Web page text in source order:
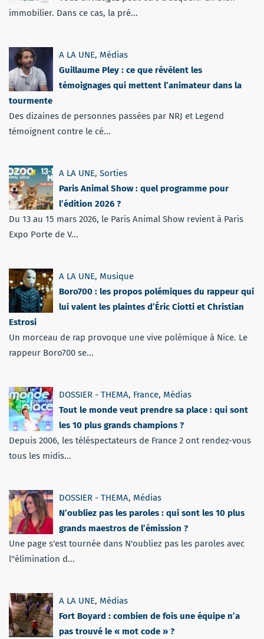
immobilier. Dans ce cas, la pré...
A LA UNE, Médias
Guillaume Pley : ce que révèlent les
témoignages qui mettent l’animateur dans la
tourmente
Des dizaines de personnes passées par NRJ et Legend
témoignent contre le cé...
A LA UNE, Sorties
Paris Animal Show : quel programme pour
l’édition 2026 ?
Du 13 au 15 mars 2026, le Paris Animal Show revient à Paris
Expo Porte de V...
A LA UNE, Musique
Boro700 : les propos polémiques du rappeur qui
lui valent les plaintes d’Éric Ciotti et Christian
Estrosi
Un morceau de rap provoque une vive polémique à Nice. Le
rappeur Boro700 se...
DOSSIER - THEMA, France, Médias
Tout le monde veut prendre sa place : qui sont
les 10 plus grands champions ?
Depuis 2006, les téléspectateurs de France 2 ont rendez-vous
tous les midis...
DOSSIER - THEMA, Médias
N’oubliez pas les paroles : qui sont les 10 plus
grands maestros de l’émission ?
Une page s'est tournée dans N'oubliez pas les paroles avec
l''élimination d...
A LA UNE, Médias
Fort Boyard : combien de fois une équipe n’a
pas trouvé le « mot code » ?